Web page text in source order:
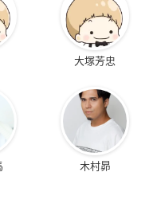
大塚芳忠
木村昴